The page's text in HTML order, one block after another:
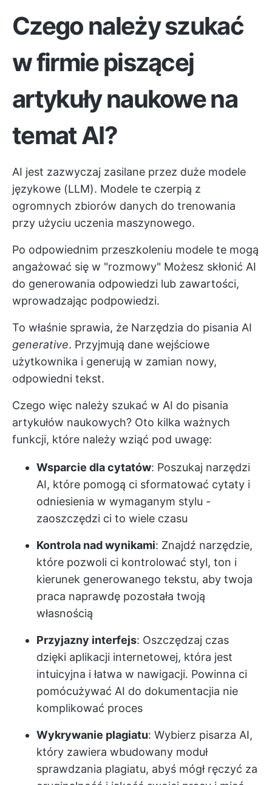
Czego należy szukać
w firmie piszącej
artykuły naukowe na
temat AI?
AI jest zazwyczaj zasilane przez duże modele
językowe (LLM). Modele te czerpią z
ogromnych zbiorów danych do trenowania
przy użyciu uczenia maszynowego.
Po odpowiednim przeszkoleniu modele te mogą
angażować się w "rozmowy" Możesz skłonić AI
do generowania odpowiedzi lub zawartości,
wprowadzając podpowiedzi.
To właśnie sprawia, że Narzędzia do pisania AI
generative. Przyjmują dane wejściowe
użytkownika i generują w zamian nowy,
odpowiedni tekst.
Czego więc należy szukać w AI do pisania
artykułów naukowych? Oto kilka ważnych
funkcji, które należy wziąć pod uwagę:
Wsparcie dla cytatów: Poszukaj narzędzi
AI, które pomogą ci sformatować cytaty i
odniesienia w wymaganym stylu -
zaoszczędzi ci to wiele czasu
Kontrola nad wynikami: Znajdź narzędzie,
które pozwoli ci kontrolować styl, ton i
kierunek generowanego tekstu, aby twoja
praca naprawdę pozostała twoją
własnością
Przyjazny interfejs: Oszczędzaj czas
dzięki aplikacji internetowej, która jest
intuicyjna i łatwa w nawigacji. Powinna ci
pomócużywać AI do dokumentacjia nie
komplikować proces
Wykrywanie plagiatu: Wybierz pisarza AI,
który zawiera wbudowany moduł
sprawdzania plagiatu, abyś mógł ręczyć za